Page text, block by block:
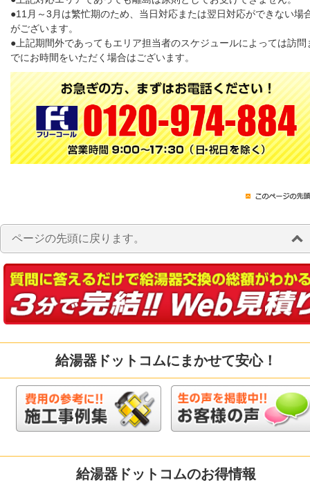
●11月～3月は繁忙期のため、当日対応または翌日対応ができない場
がございます。
●上記期間外であってもエリア担当者のスケジュールによっては訪問
でにお時間をいただく場合はございます。
ページの先頭に戻ります。
給湯器ドットコムにまかせて安心！
給湯器ドットコムのお得情報